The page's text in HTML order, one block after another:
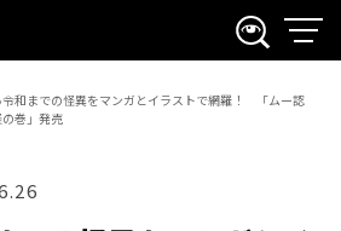
和までの怪異をマンガとイラストで網羅！ 「ムー認
巻」発売